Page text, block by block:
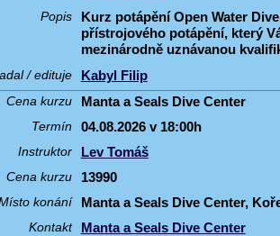
Popis
Kurz potápění Open Water
přístrojového potápění, který
mezinárodně uznávanou
/ edituje Kabyl Filip
Cena kurzu Manta a Seals Dive Center
Termín 04.08.2026 v 18:00h
Instruktor Lev Tomáš
Cena kurzu 13990
konání Manta a Seals Dive Center,
Kontakt Manta a Seals Dive Center